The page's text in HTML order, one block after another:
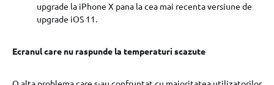
upgrade la iPhone X pana la cea mai recenta versiune de
upgrade iOS 11.
Ecranul care nu raspunde la temperaturi scazute